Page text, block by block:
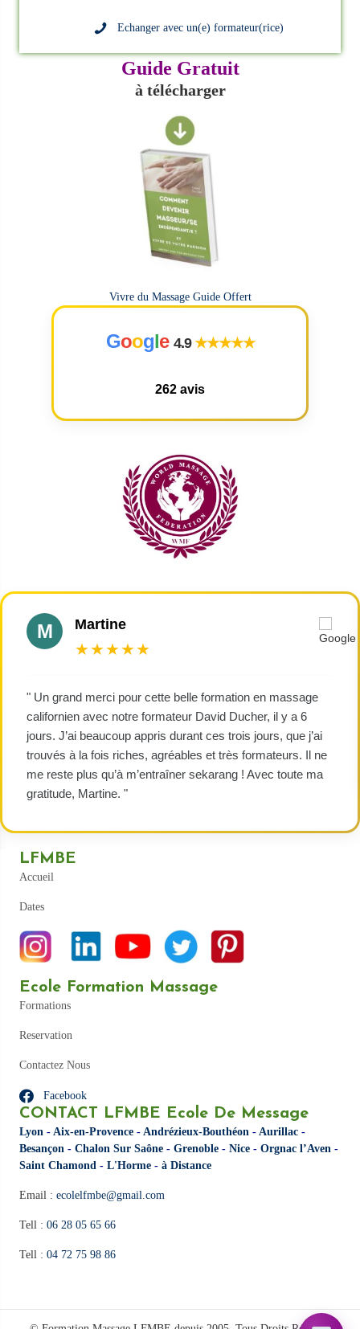
Echanger avec un(e) formateur(rice)
Guide Gratuit
à télécharger
Vivre du Massage Guide Offert
Google 4.9★★★★★
262 avis
M Martine
★★★★★
" Un grand merci pour cette belle formation en massage
californien avec notre formateur David Ducher, il y a 6
jours. J’ai beaucoup appris durant ces trois jours, que j’ai
trouvés à la fois riches, agréables et très formateurs. Il ne
me reste plus qu’à m’entraîner sekarang ! Avec toute ma
gratitude, Martine. "
LFMBE
Accueil
Dates
Ecole Formation Massage
Formations
Reservation
Contactez Nous
Facebook
CONTACT LFMBE Ecole De Message
Lyon - Aix-en-Provence - Andrézieux-Bouthéon - Aurillac -
Besançon - Chalon Sur Saône - Grenoble - Nice - Orgnac l’Aven -
Saint Chamond - L'Horme - à Distance
Email : ecolelfmbe@gmail.com
Tell : 06 28 05 65 66
Tell : 04 72 75 98 86